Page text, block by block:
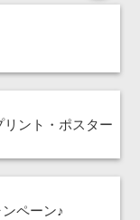
ント・ポスター
ペーン♪